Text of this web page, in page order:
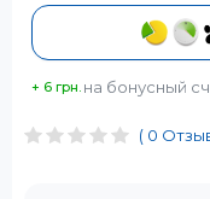
( 0
+ 6 грн. на бонусный